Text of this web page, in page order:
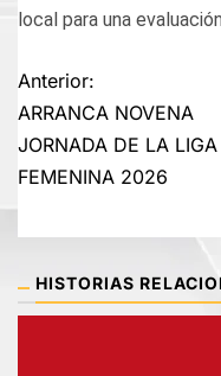
local para una
Navegación
de
entradas
Anterior:
ARRANCA NOVENA
JORNADA DE LA LIGA
FEMENINA 2026
HISTORIAS